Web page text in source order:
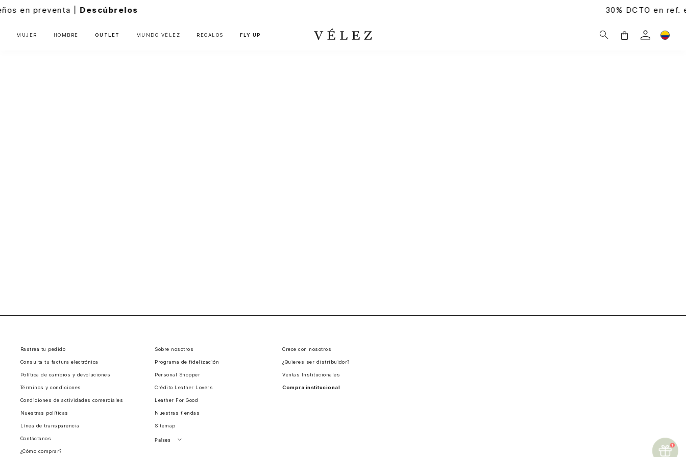
30% DCTO en ref. exclusivas | Compra aquí
MUJER HOMBRE OUTLET MUNDO VÉLEZ REGALOS FLY UP
Rastrea tu pedido
Consulta tu factura electrónica
Política de cambios y devoluciones
Términos y condiciones
Condiciones de actividades comerciales
Nuestras políticas
Línea de transparencia
Contáctanos
¿Cómo comprar?
Sobre nosotros
Programa de fidelización
Personal Shopper
Crédito Leather Lovers
Leather For Good
Nuestras tiendas
Sitemap
Países
Crece con nosotros
¿Quieres ser distribuidor?
Ventas Institucionales
Compra institucional